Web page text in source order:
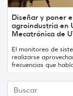
Diseñar y poner
agroindustria en
Mecatrónica de
El monitoreo de
realizarse
frecuencias que